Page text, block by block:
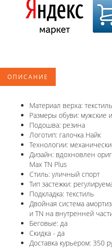
ОПИСАНИЕ
Материал верха:
Размеры обуви: мужские
Подошва: резина
Логотип: галочка Найк
Технологии:
Дизайн: вдохновлен
Max TN Plus
Стиль: уличный спорт
Тип застежки:
Подкладка: текстиль
Двойная система
и ТN на внутренней
Беговые: да
Скидка - да
Доставка курьером: 350